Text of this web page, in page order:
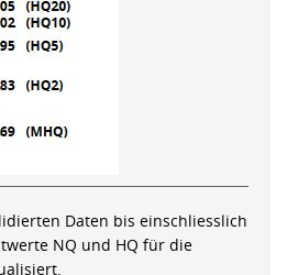
Daten bis einschliesslich
NQ und HQ für die